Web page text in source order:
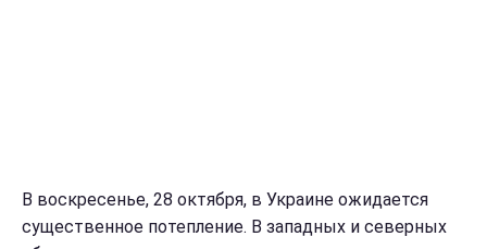
В воскресенье, 28 октября, в Украине ожидается
существенное потепление. В западных и северных